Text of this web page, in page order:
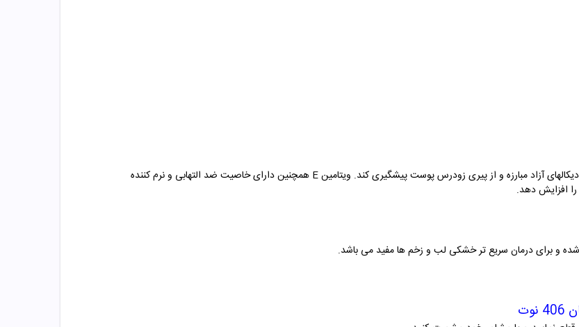
آزاد مبارزه و از پیری زودرس پوست پیشگیری کند. ویتامینE همچنین دارای خاصیت ضد التهابی و نرم کننده
افزایش دهد.
و برای درمان سریع تر خشکی لب و زخم ها مفید می باشد.
406 نوت